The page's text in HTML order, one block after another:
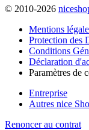
© 2010-2026
Mentions
Protection des
Conditions
Déclaration
Paramètres de
Entreprise
Autres nice
Renoncer au contrat